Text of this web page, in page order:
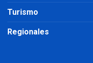
Turismo
Regionales